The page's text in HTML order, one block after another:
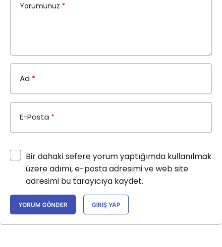
Yorumunuz *
Ad *
E-Posta *
Bir dahaki sefere yorum yaptığımda kullanılmak
üzere adımı, e-posta adresimi ve web site
adresimi bu tarayıcıya kaydet.
YORUM GÖNDER GIRIŞ YAP